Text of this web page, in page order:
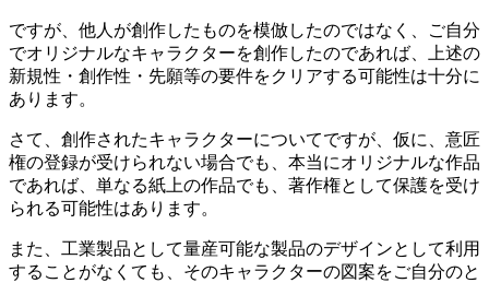
ですが、他人が創作したものを模倣したのではなく、ご自分
でオリジナルなキャラクターを創作したのであれば、上述の
新規性・創作性・先願等の要件をクリアする可能性は十分に
あります。
さて、創作されたキャラクターについてですが、仮に、意匠
権の登録が受けられない場合でも、本当にオリジナルな作品
であれば、単なる紙上の作品でも、著作権として保護を受け
られる可能性はあります。
また、工業製品として量産可能な製品のデザインとして利用
することがなくても、そのキャラクターの図案をご自分のと